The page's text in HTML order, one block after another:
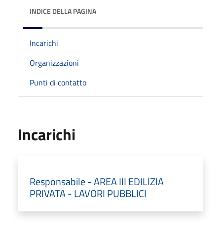
INDICE DELLA PAGINA
Incarichi
Organizzazioni
Punti di contatto
Incarichi
Responsabile - AREA III EDILIZIA
PRIVATA - LAVORI PUBBLICI